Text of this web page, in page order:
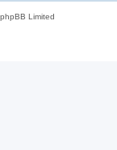
Limited